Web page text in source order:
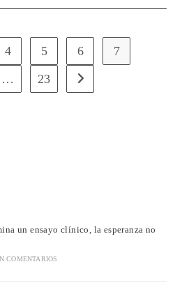
4 5 6
7
… 23
un ensayo clínico, la esperanza no
COMENTARIOS